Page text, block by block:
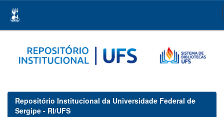
navigation
Repositório Institucional da Universidade Federal de
Sergipe - RI/UFS